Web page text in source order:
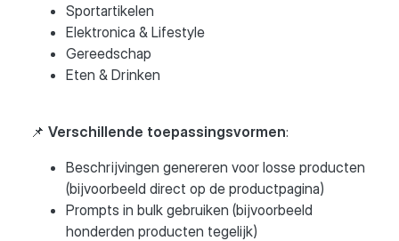
Sportartikelen
Elektronica & Lifestyle
Gereedschap
Eten & Drinken
📌 Verschillende toepassingsvormen:
Beschrijvingen genereren voor losse producten
(bijvoorbeeld direct op de productpagina)
Prompts in bulk gebruiken (bijvoorbeeld
honderden producten tegelijk)